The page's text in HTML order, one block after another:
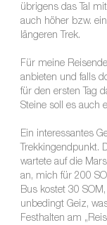
übrigens das Tal
auch höher bzw.
längeren Trek.
Für meine
anbieten und falls
für den ersten Tag
Steine soll es auch
Ein interessantes
Trekkingendpunkt.
wartete auf die
an, mich für 200
Bus kostet 30
unbedingt Geiz,
Festhalten am